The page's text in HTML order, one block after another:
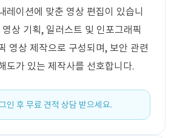
레이션에 맞춘 영상 편집이 있습니
상 기획, 일러스트 및 인포그래픽
영상 제작으로 구성되며, 보안 관련
도가 있는 제작사를 선호합니다.
인 후 무료 견적 상담 받으세요.